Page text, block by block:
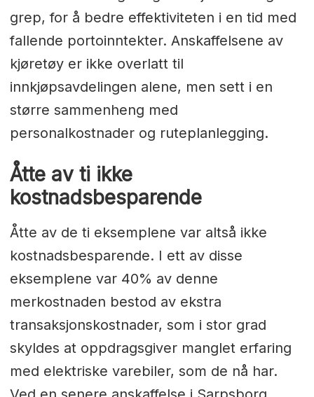
grep, for å bedre effektiviteten i en tid med
fallende portoinntekter. Anskaffelsene av
kjøretøy er ikke overlatt til
innkjøpsavdelingen alene, men sett i en
større sammenheng med
personalkostnader og ruteplanlegging.
Åtte av ti ikke
kostnadsbesparende
Åtte av de ti eksemplene var altså ikke
kostnadsbesparende. I ett av disse
eksemplene var 40% av denne
merkostnaden bestod av ekstra
transaksjonskostnader, som i stor grad
skyldes at oppdragsgiver manglet erfaring
med elektriske varebiler, som de nå har.